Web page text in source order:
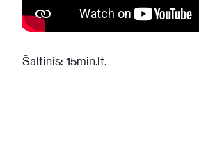
Šaltinis: 15min.lt.